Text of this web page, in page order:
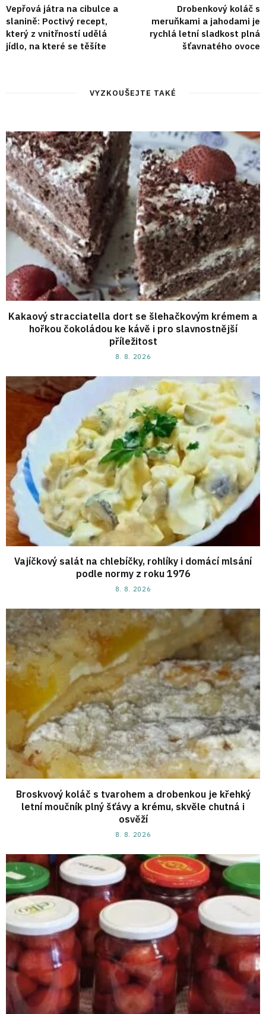
Vepřová játra na cibulce a
slanině: Poctivý recept,
který z vnitřností udělá
jídlo, na které se těšíte
Drobenkový koláč s
meruňkami a jahodami je
rychlá letní sladkost plná
šťavnatého ovoce
VYZKOUŠEJTE TAKÉ
Kakaový stracciatella dort se šlehačkovým krémem a
hořkou čokoládou ke kávě i pro slavnostnější
příležitost
8. 8. 2026
Vajíčkový salát na chlebíčky, rohlíky i domácí mlsání
podle normy z roku 1976
8. 8. 2026
Broskvový koláč s tvarohem a drobenkou je křehký
letní moučník plný šťávy a krému, skvěle chutná i
osvěží
8. 8. 2026